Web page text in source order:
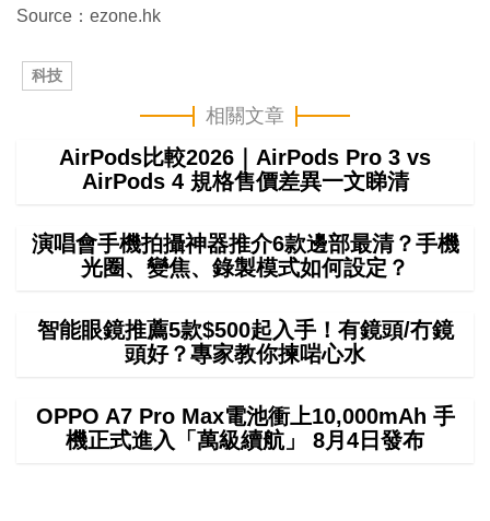
Source：ezone.hk
科技
相關文章
AirPods比較2026｜AirPods Pro 3 vs
AirPods 4 規格售價差異一文睇清
演唱會手機拍攝神器推介6款邊部最清？手機
光圈、變焦、錄製模式如何設定？
智能眼鏡推薦5款$500起入手！有鏡頭/冇鏡
頭好？專家教你揀啱心水
OPPO A7 Pro Max電池衝上10,000mAh 手
機正式進入「萬級續航」 8月4日發布